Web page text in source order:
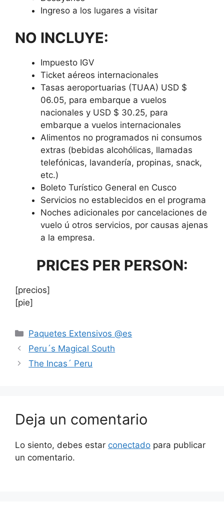
Ingreso a los lugares a visitar
NO INCLUYE:
Impuesto IGV
Ticket aéreos internacionales
Tasas aeroportuarias (TUAA) USD $
06.05, para embarque a vuelos
nacionales y USD $ 30.25, para
embarque a vuelos internacionales
Alimentos no programados ni consumos
extras (bebidas alcohólicas, llamadas
telefónicas, lavandería, propinas, snack,
etc.)
Boleto Turístico General en Cusco
Servicios no establecidos en el programa
Noches adicionales por cancelaciones de
vuelo ú otros servicios, por causas ajenas
a la empresa.
PRICES PER PERSON:
[precios]
[pie]
Paquetes Extensivos @es
Peru´s Magical South
The Incas´ Peru
Deja un comentario
Lo siento, debes estar conectado para publicar
un comentario.